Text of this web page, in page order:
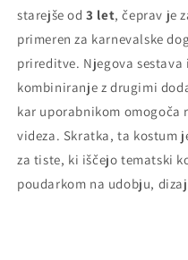
starejše od3 let, čeprav je
primeren za karnevalske
prireditve. Njegova
kombiniranje z drugimi
kar uporabnikom
videza. Skratka, ta kostum
za tiste, ki iščejo tematski
poudarkom na udobju,